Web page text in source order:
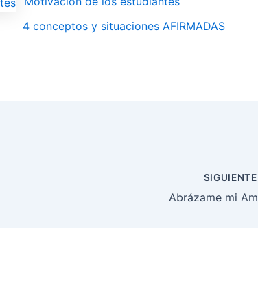
4 conceptos y situaciones AFIRMADAS
Abrázame mi